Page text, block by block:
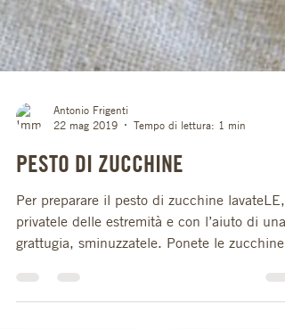
Antonio Frigenti
PESTO DI ZUCCHINE
Per preparare il pesto di zucchine lavateLE,
privatele delle estremità e con l’aiuto di una
grattugia, sminuzzatele. Ponete le